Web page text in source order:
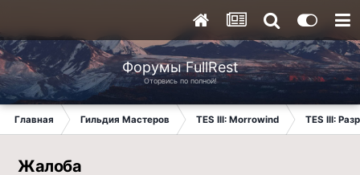
Форумы FullRest
Оторвись по полной!
Главная Гильдия Мастеров TES III: Morrowind TES III:
Жалоба